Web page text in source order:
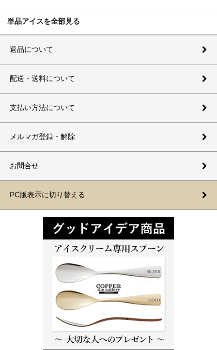
単品アイスを全部見る
返品について
配送・送料について
支払い方法について
メルマガ登録・解除
お問合せ
PC版表示に切り替える